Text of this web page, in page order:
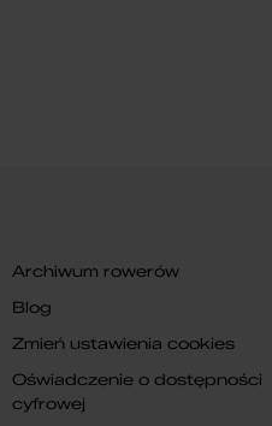
Archiwum rowerów
Blog
Zmień ustawienia cookies
Oświadczenie o dostępności
cyfrowej